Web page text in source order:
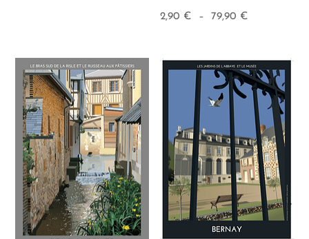
79,90 €
2,90 € – 79,90 €
2,90 €
à
79,90 €